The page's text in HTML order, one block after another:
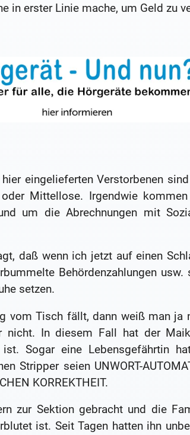
in erster Linie mache, um Geld zu
eingelieferten Verstorbenen
oder Mittellose. Irgendwie
um die Abrechnungen mit
daß wenn ich jetzt auf einen
Behördenzahlungen
setzen.
vom Tisch fällt, dann weiß man ja
nicht. In diesem Fall hat der
Sogar eine Lebensgefährtin
Stripper seien UNWORT-
KORREKTHEIT.
zur Sektion gebracht und die
ist. Seit Tagen hatten ihn